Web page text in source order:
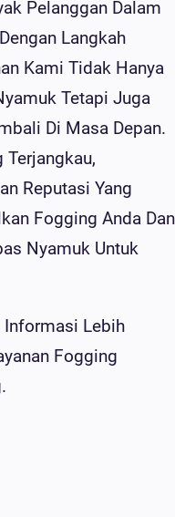
Pelanggan Dalam
Langkah
Kami Tidak Hanya
Tetapi Juga
Di Masa Depan.
Terjangkau,
Reputasi Yang
Fogging Anda Dan
Nyamuk Untuk
Informasi Lebih
Fogging